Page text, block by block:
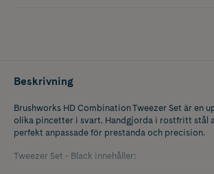
Beskrivning
Brushworks HD Combination Tweezer Set är en
olika pincetter i svart. Handgjorda i rostfritt stål
perfekt anpassade för prestanda och precision.
Tweezer Set - Black innehåller: